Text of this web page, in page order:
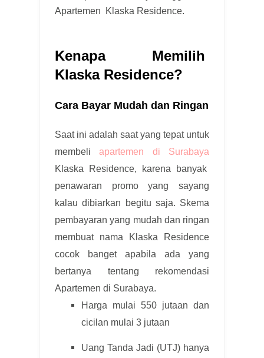
Apartemen Klaska Residence.
Kenapa Memilih
Klaska Residence?
Cara Bayar Mudah dan Ringan
Saat ini adalah saat yang tepat untuk
membeliapartemen di Surabaya
Klaska Residence, karena banyak
penawaran promo yang sayang
kalau dibiarkan begitu saja. Skema
pembayaran yang mudah dan ringan
membuat nama Klaska Residence
cocok banget apabila ada yang
bertanya tentang rekomendasi
Apartemen di Surabaya.
Harga mulai 550 jutaan dan
cicilan mulai 3 jutaan
Uang Tanda Jadi (UTJ) hanya